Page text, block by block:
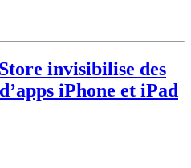
invisibilise des
iPhone et iPad